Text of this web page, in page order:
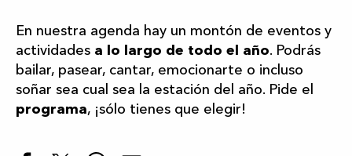
En nuestra agenda hay un montón de eventos y
actividades a lo largo de todo el año. Podrás
bailar, pasear, cantar, emocionarte o incluso
soñar sea cual sea la estación del año. Pide el
programa, ¡sólo tienes que elegir!